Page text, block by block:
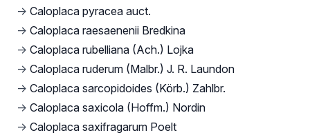
→ Caloplaca pyracea auct.
→ Caloplaca raesaenenii Bredkina
→ Caloplaca rubelliana (Ach.) Lojka
→ Caloplaca ruderum (Malbr.) J. R. Laundon
→ Caloplaca sarcopidoides (Körb.) Zahlbr.
→ Caloplaca saxicola (Hoffm.) Nordin
→ Caloplaca saxifragarum Poelt